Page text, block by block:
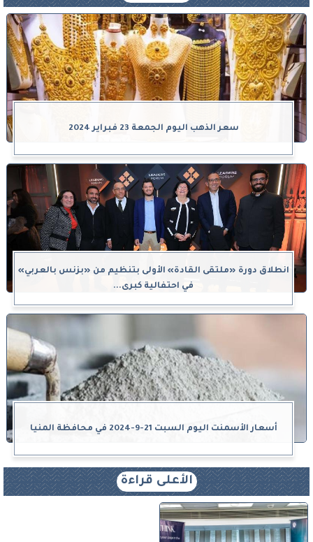
سعر الذهب اليوم الجمعة 23 فبراير 2024
انطلاق دورة «ملتقى القادة» الأولى بتنظيم من «بزنس بالعربي»
في احتفالية كبرى...
أسعار الأسمنت اليوم السبت 21-9-2024 في محافظة المنيا
الأعلى قراءة